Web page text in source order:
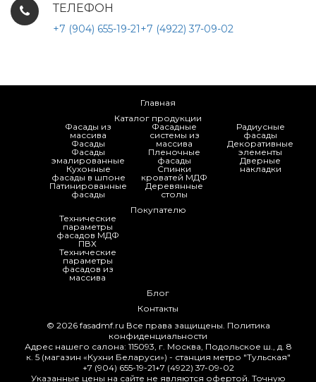
ТЕЛЕФОН
+7 (904) 655-19-21+7 (4922) 37-09-02
Главная
Каталог продукции
Фасады из
массива
Фасады
Фасады
эмалированные
Кухонные
фасады в шпоне
Патинированные
фасады
Фасадные
системы из
массива
Пленочные
фасады
Спинки
кроватей МДФ
Деревянные
столы
Радиусные
фасады
Декоративные
элементы
Дверные
накладки
Покупателю
Технические
параметры
фасадов МДФ
ПВХ
Технические
параметры
фасадов из
массива
Блог
Контакты
© 2026 fasadmf.ru Все права защищены. Политика
конфиденциальности
Адрес нашего салона: 115093, г. Москва, Подольское ш., д. 8
к. 5 (магазин «Кухни Беларуси») - станция метро "Тульская"
+7 (904) 655-19-21+7 (4922) 37-09-02
Указанные цены на сайте не являются офертой. Точную